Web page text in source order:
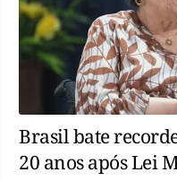
Brasil bate
20 anos após Lei